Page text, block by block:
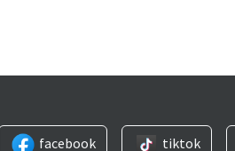
facebook
tiktok